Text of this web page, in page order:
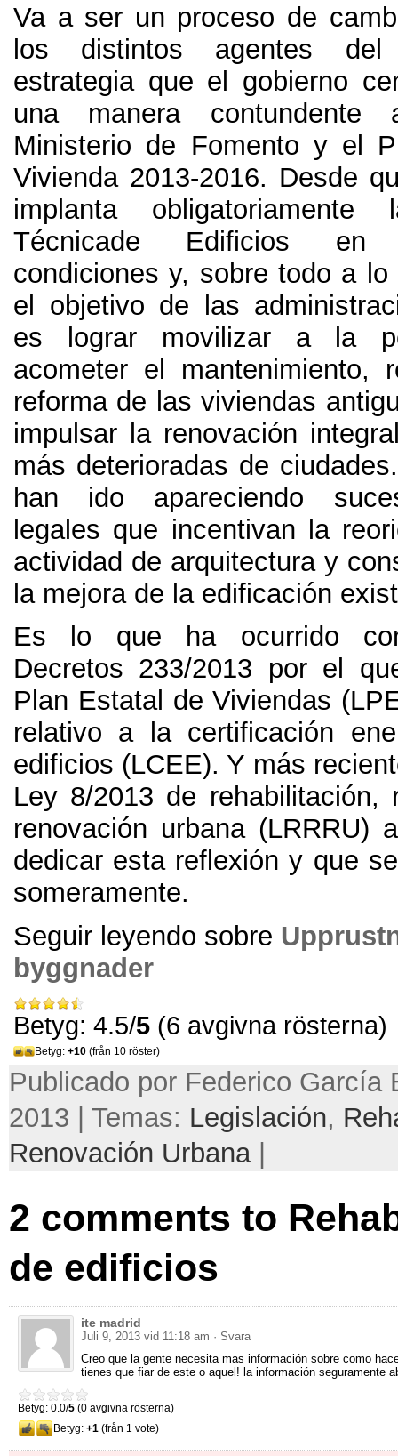
Va a ser un proceso de
los distintos agentes del
estrategia que el gobierno
una manera
Ministerio de Fomento y el
Vivienda2013-2016. Desde
implanta obligatoriamente
Técnicade Edificios en
condiciones y, sobre todo a lo
el objetivo de las
es lograr movilizar a la
acometer el mantenimiento,
reforma de las viviendas
impulsar la renovación
más deterioradas de ciudades
han ido apareciendo
legales que incentivan la
actividad de arquitectura y
la mejora de la edificación
Es lo que ha ocurrido
Decretos 233/2013 por el
Plan Estatal de Viviendas (
relativo a la certificación
edificios (LCEE). Y más
Ley 8/2013 de rehabilitación,
renovación urbana(LRRRU)
dedicar esta reflexión y que
someramente.
Seguir leyendo sobre
byggnader
Betyg: 4.5/5 (6 avgivna rösterna)
Betyg: +10 (från 10 röster)
Publicado por Federico García
2013 | Temas: Legislación,
Renovación Urbana|
2 comments to
de edificios
ite madrid
Juli 9, 2013 vid 11:18 am · Svara
Creo que la gente necesita mas información sobre como
tienes que fiar de este o aquel ! la información seguramente
Betyg: 0.0/5 (0 avgivna rösterna)
Betyg: +1 (från 1 vote)